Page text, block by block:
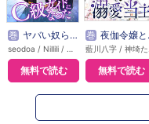
巻 ヤバい奴らに執着されるC級ガイドになった【タテヨミ】
無料で読む
巻 夜伽令嬢と溺愛当主【タテヨミ】
無料で読む